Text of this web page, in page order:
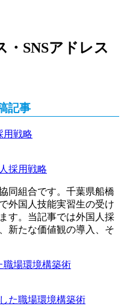
SNSアドレス
記事
採用戦略
同組合です。千葉県船橋
外国人技能実習生の受け
す。当記事では外国人採
新たな価値観の導入、そ
た職場環境構築術